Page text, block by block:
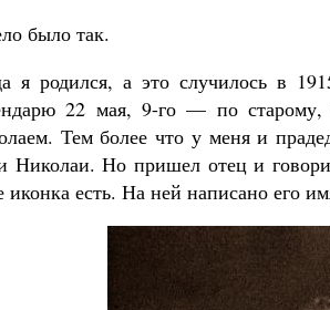
было так.
я родился, а это случилось в
22 мая, 9-го — по старому,
Тем более что у меня и
Николаи. Но пришел отец и
иконка есть. На ней написано его